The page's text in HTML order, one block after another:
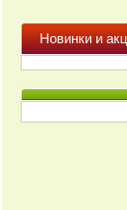
Новинки и